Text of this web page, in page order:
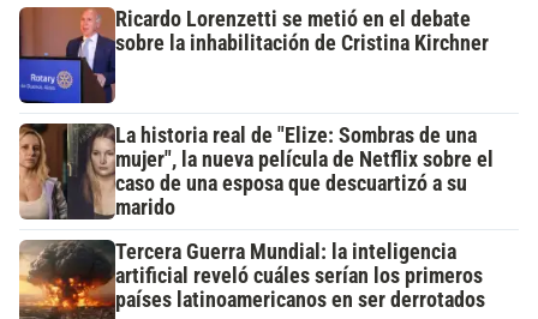
Ricardo Lorenzetti se metió en el debate
sobre la inhabilitación de Cristina Kirchner
La historia real de "Elize: Sombras de una
mujer", la nueva película de Netflix sobre el
caso de una esposa que descuartizó a su
marido
Tercera Guerra Mundial: la inteligencia
artificial reveló cuáles serían los primeros
países latinoamericanos en ser derrotados